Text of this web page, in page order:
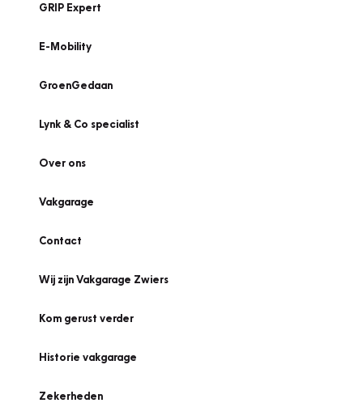
GRIP Expert
E-Mobility
GroenGedaan
Lynk & Co specialist
Over ons
Vakgarage
Contact
Wij zijn Vakgarage Zwiers
Kom gerust verder
Historie vakgarage
Zekerheden